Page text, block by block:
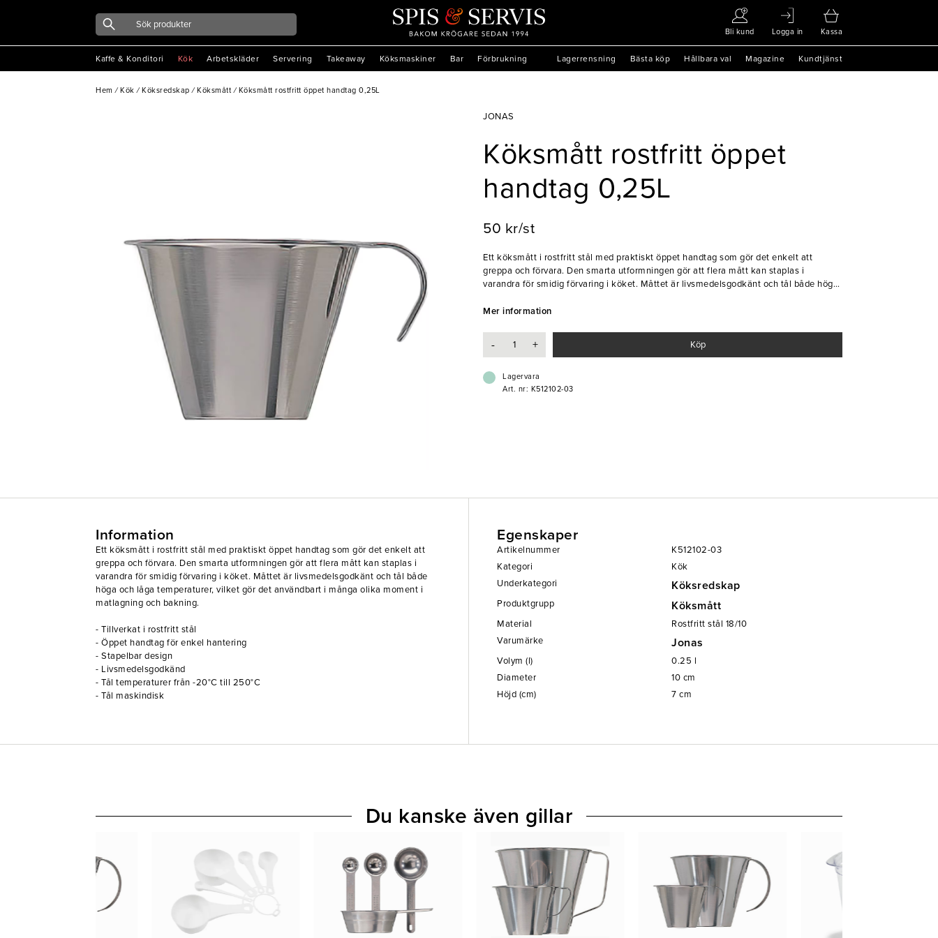
Bli kund Logga in Kassa
Kaffe & Konditori Kök Arbetskläder Servering Takeaway Köksmaskiner Bar Förbrukning Lagerrensning Bästa köp Hållbara val Magazine Kundtjänst
Hem / Kök / Köksredskap / Köksmått / Köksmått rostfritt öppet handtag 0,25L
JONAS
Köksmått rostfritt öppet
handtag 0,25L
50 kr/st
Ett köksmått i rostfritt stål med praktiskt öppet handtag som gör det enkelt att
greppa och förvara. Den smarta utformningen gör att flera mått kan staplas i
varandra för smidig förvaring i köket. Måttet är livsmedelsgodkänt och tål både höga
och bakning.
- Öppet handtag för enkel hantering
- Livsmedelsgodkänd
- Tål temperaturer från -20°C till 250°C
Mer information
- + Köp
Lagervara
Art. nr: K512102-03
Information
Ett köksmått i rostfritt stål med praktiskt öppet handtag som gör det enkelt att
greppa och förvara. Den smarta utformningen gör att flera mått kan staplas i
varandra för smidig förvaring i köket. Måttet är livsmedelsgodkänt och tål både
höga och låga temperaturer, vilket gör det användbart i många olika moment i
matlagning och bakning.
- Tillverkat i rostfritt stål
- Öppet handtag för enkel hantering
- Stapelbar design
- Livsmedelsgodkänd
- Tål temperaturer från -20°C till 250°C
- Tål maskindisk
Egenskaper
Artikelnummer
K512102-03
Kategori
Kök
Underkategori
Köksredskap
Produktgrupp Köksmått
Material
Rostfritt stål 18/10
Varumärke
Jonas
Volym (l) 0.25 l
Diameter
10 cm
Höjd (cm)
7 cm
Du kanske även gillar